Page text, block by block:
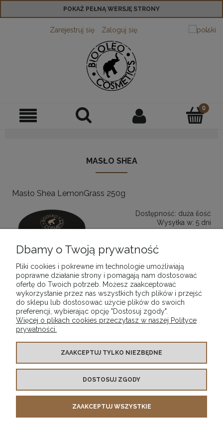
POKAŻ PEŁNĄ WERSJĘ STRONY
Zarejestruj się Zaloguj się
MASŁO SHEA
Masło Shea LemonGrass 250g
Dostępność: duża ilość
Wysyłka w: 5 dni
DO KOSZYKA
MOJE KONTO
INFORMACJE
O NAS
Dbamy o Twoją prywatność
Pliki cookies i pokrewne im technologie umożliwiają
poprawne działanie strony i pomagają nam dostosować
ofertę do Twoich potrzeb. Możesz zaakceptować
wykorzystanie przez nas wszystkich tych plików i przejść
do sklepu lub dostosować użycie plików do swoich
preferencji, wybierając opcję "Dostosuj zgody".
Więcej o plikach cookies przeczytasz w naszej Polityce
prywatności.
ZAAKCEPTUJ TYLKO NIEZBĘDNE
DOSTOSUJ ZGODY
ZAAKCEPTUJ WSZYSTKIE